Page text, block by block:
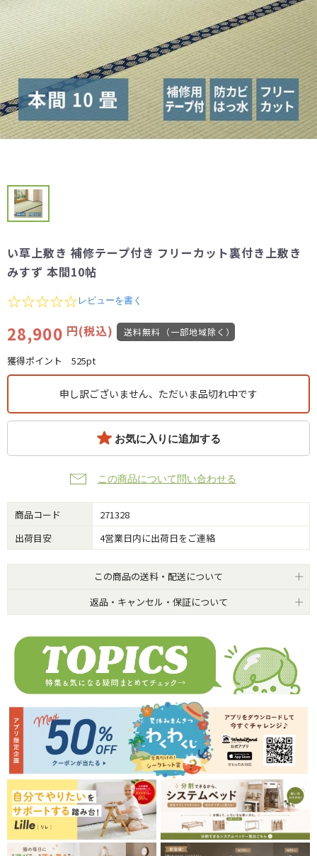
い草上敷き 補修テープ付き フリーカット裏付き上敷き
みすず 本間10帖
0.0
rating
レビューを書く
28,900 円(税込) 送料無料（一部地域除く）
獲得ポイント 525pt
申し訳ございません、ただいま品切れ中です
お気に入りに追加する
この商品について問い合わせる
商品コード
271328
出荷目安
4営業日内に出荷日をご連絡
この商品の送料・配送について
返品・キャンセル・保証について